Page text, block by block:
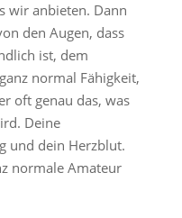
wir anbieten. Dann
den Augen, dass
ist, dem
normal Fähigkeit,
oft genau das, was
Deine
und dein Herzblut.
normale Amateur